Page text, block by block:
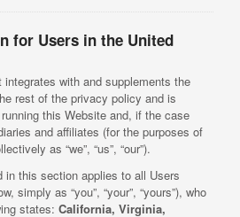
for Users in the United
with and supplements the
rest of the privacy policy and is
this Website and, if the case
and affiliates (for the purposes of
as “we”, “us”, “our”).
in this section applies to all Users
simply as “you”, “your”, “yours”), who
states: California, Virginia,